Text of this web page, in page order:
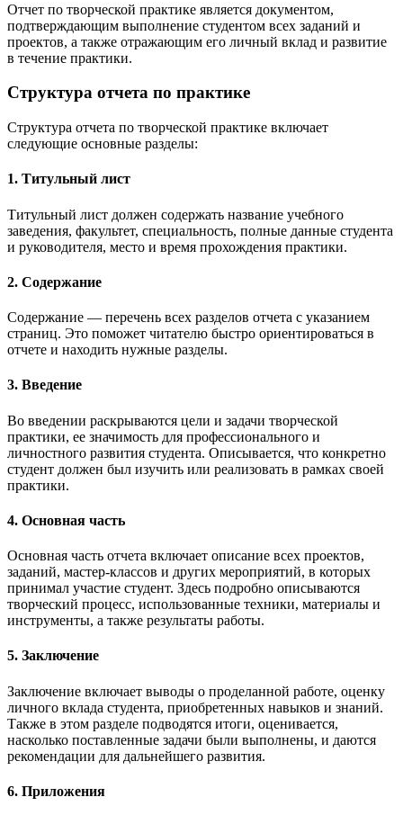
Отчет по творческой практике является документом,
подтверждающим выполнение студентом всех заданий и
проектов, а также отражающим его личный вклад и развитие
в течение практики.
Структура отчета по практике
Структура отчета по творческой практике включает
следующие основные разделы:
1. Титульный лист
Титульный лист должен содержать название учебного
заведения, факультет, специальность, полные данные студента
и руководителя, место и время прохождения практики.
2. Содержание
Содержание — перечень всех разделов отчета с указанием
страниц. Это поможет читателю быстро ориентироваться в
отчете и находить нужные разделы.
3. Введение
Во введении раскрываются цели и задачи творческой
практики, ее значимость для профессионального и
личностного развития студента. Описывается, что конкретно
студент должен был изучить или реализовать в рамках своей
практики.
4. Основная часть
Основная часть отчета включает описание всех проектов,
заданий, мастер-классов и других мероприятий, в которых
принимал участие студент. Здесь подробно описываются
творческий процесс, использованные техники, материалы и
инструменты, а также результаты работы.
5. Заключение
Заключение включает выводы о проделанной работе, оценку
личного вклада студента, приобретенных навыков и знаний.
Также в этом разделе подводятся итоги, оценивается,
насколько поставленные задачи были выполнены, и даются
рекомендации для дальнейшего развития.
6. Приложения